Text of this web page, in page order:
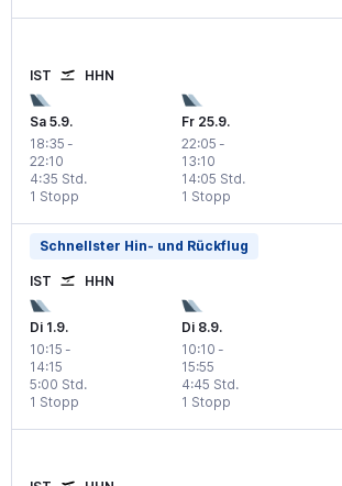
IST HHN
Sa 5.9.
18:35 -
22:10
1 Stopp
4:35 Std.
Fr 25.9.
22:05 -
13:10
1 Stopp
14:05 Std.
Schnellster Hin- und Rückflug
IST HHN
Di 1.9.
10:15 -
14:15
1 Stopp
5:00 Std.
Di 8.9.
10:10 -
15:55
1 Stopp
4:45 Std.